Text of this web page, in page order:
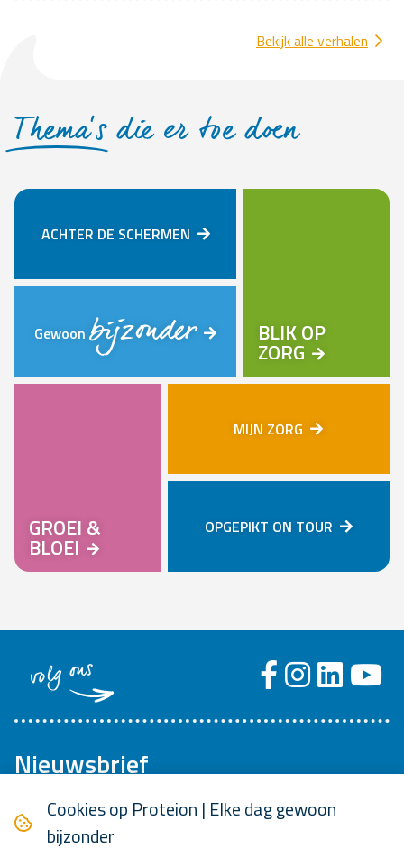
Bekijk alle verhalen
Thema’sdie er toe doen
ACHTER DE SCHERMEN
BLIK OP
ZORG
Gewoonbijzonder
GROEI &
BLOEI
MIJN ZORG
OPGEPIKT ON TOUR
volg ons
Nieuwsbrief
Cookies op Proteion | Elke dag gewoon
bijzonder